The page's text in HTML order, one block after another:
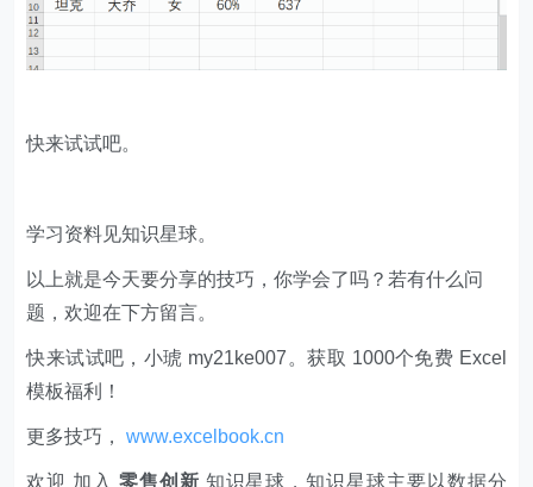
快来试试吧。
学习资料见知识星球。
以上就是今天要分享的技巧，你学会了吗？若有什么问
题，欢迎在下方留言。
快来试试吧，小琥 my21ke007。获取 1000个免费 Excel
模板福利​​​​！
更多技巧，www.excelbook.cn
欢迎 加入 零售创新 知识星球，知识星球主要以数据分